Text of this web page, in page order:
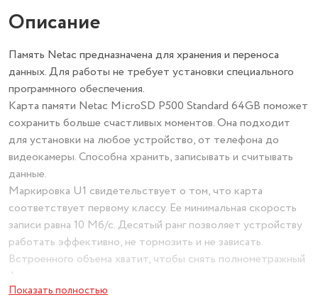
Описание
Память Netac предназначена для хранения и переноса
данных. Для работы не требует установки специального
программного обеспечения.
Карта памяти Netac MicroSD P500 Standard 64GB поможет
сохранить больше счастливых моментов. Она подходит
для установки на любое устройство, от телефона до
видеокамеры. Способна хранить, записывать и считывать
данные.
Маркировка U1 свидетельствует о том, что карта
соответствует первому классу. Ее минимальная скорость
записи равна 10 Мб/с. Десятый ранг позволяет устройству
работать эффективно, не тормозить и не зависать.
Встроенного объема хватит, чтобы снять полнометражный
фильм.
Внешнее защитное покрытие Netac MicroSD P500 Standard
Показать полностью